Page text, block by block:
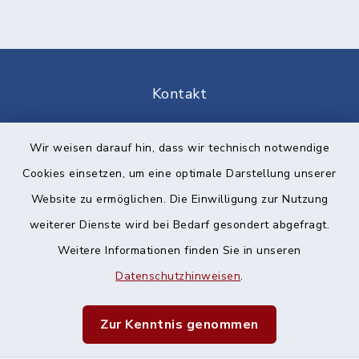
Wir weisen darauf hin, dass wir technisch notwendige
Cookies einsetzen, um eine optimale Darstellung unserer
Website zu ermöglichen. Die Einwilligung zur Nutzung
weiterer Dienste wird bei Bedarf gesondert abgefragt.
Weitere Informationen finden Sie in unseren
Datenschutzhinweisen.
Zur Kenntnis genommen
Kontakt
Datenschutz
Impressum
Sitemap
Cookie-Einstellungen